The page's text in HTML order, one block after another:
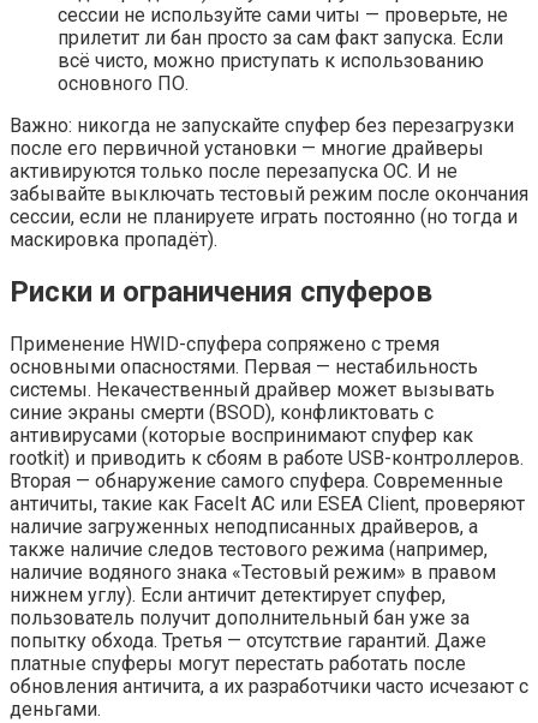
сессии не используйте сами читы — проверьте, не
прилетит ли бан просто за сам факт запуска. Если
всё чисто, можно приступать к использованию
основного ПО.
Важно: никогда не запускайте спуфер без перезагрузки
после его первичной установки — многие драйверы
активируются только после перезапуска ОС. И не
забывайте выключать тестовый режим после окончания
сессии, если не планируете играть постоянно (но тогда и
маскировка пропадёт).
Риски и ограничения спуферов
Применение HWID-спуфера сопряжено с тремя
основными опасностями. Первая — нестабильность
системы. Некачественный драйвер может вызывать
синие экраны смерти (BSOD), конфликтовать с
антивирусами (которые воспринимают спуфер как
rootkit) и приводить к сбоям в работе USB-контроллеров.
Вторая — обнаружение самого спуфера. Современные
античиты, такие как FaceIt AC или ESEA Client, проверяют
наличие загруженных неподписанных драйверов, а
также наличие следов тестового режима (например,
наличие водяного знака «Тестовый режим» в правом
нижнем углу). Если античит детектирует спуфер,
пользователь получит дополнительный бан уже за
попытку обхода. Третья — отсутствие гарантий. Даже
платные спуферы могут перестать работать после
обновления античита, а их разработчики часто исчезают с
деньгами.